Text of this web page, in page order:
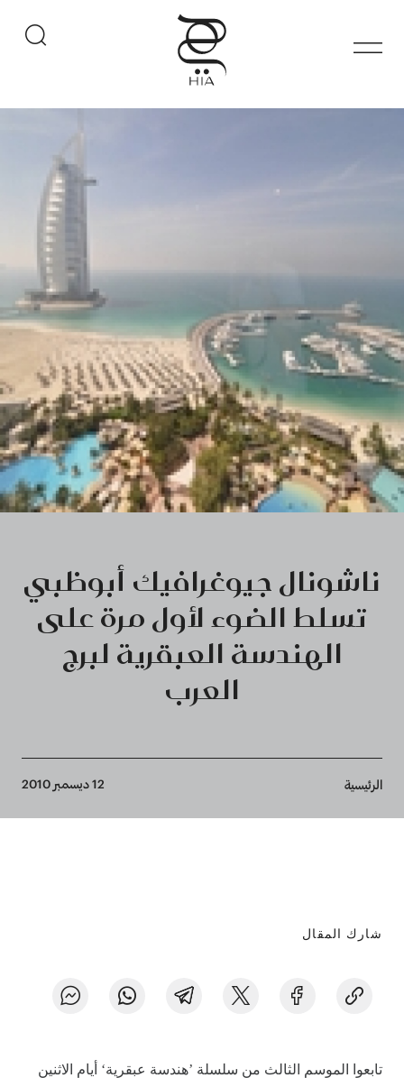
ناشونال جيوغرافيك أبوظبي
تسلط الضوء لأول مرة على
الهندسة العبقرية لبرج
العرب
Breadcrumb
الرئيسية 12 ديسمبر 2010
شارك المقال
تابعوا الموسم الثالث من سلسلة ’هندسة عبقرية‘ أيام الاثنين